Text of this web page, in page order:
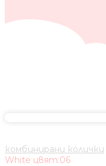
комбинирани колички
White цвят:06